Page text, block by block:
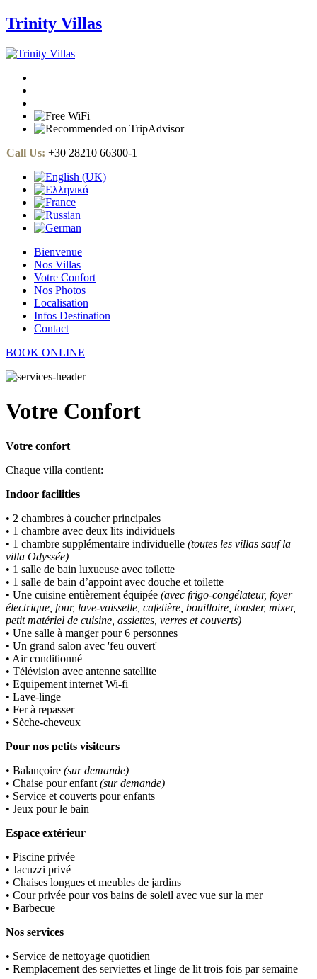
Trinity Villas
Call Us: +30 28210 66300-1
Bienvenue
Nos Villas
Votre Confort
Nos Photos
Localisation
Infos Destination
Contact
BOOK ONLINE
Votre Confort
Votre confort
Chaque villa contient:
Indoor facilities
• 2 chambres à coucher principales
• 1 chambre avec deux lits individuels
• 1 chambre supplémentaire individuelle (toutes les villas sauf la
villa Odyssée)
• 1 salle de bain luxueuse avec toilette
• 1 salle de bain d’appoint avec douche et toilette
• Une cuisine entièrement équipée (avec frigo-congélateur, foyer
électrique, four, lave-vaisselle, cafetière, bouilloire, toaster, mixer,
petit matériel de cuisine, assiettes, verres et couverts)
• Une salle à manger pour 6 personnes
• Un grand salon avec 'feu ouvert'
• Air conditionné
• Télévision avec antenne satellite
• Equipement internet Wi-fi
• Lave-linge
• Fer à repasser
• Sèche-cheveux
Pour nos petits visiteurs
• Balançoire (sur demande)
• Chaise pour enfant (sur demande)
• Service et couverts pour enfants
• Jeux pour le bain
Espace extérieur
• Piscine privée
• Jacuzzi privé
• Chaises longues et meubles de jardins
• Cour privée pour vos bains de soleil avec vue sur la mer
• Barbecue
Nos services
• Service de nettoyage quotidien
• Remplacement des serviettes et linge de lit trois fois par semaine